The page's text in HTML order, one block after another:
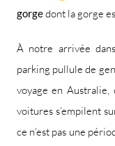
gorgedont la gorge
À notre arrivée
parking pullule de
voyage en Australie,
voitures s’empilent
ce n’est pas une